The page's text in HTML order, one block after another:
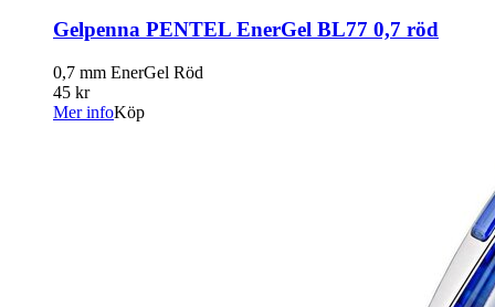
Gelpenna PENTEL EnerGel BL77 0,7 röd
0,7 mm EnerGel Röd
45 kr
Mer infoKöp